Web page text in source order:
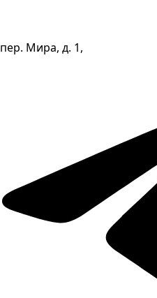
пер. Мира, д. 1,